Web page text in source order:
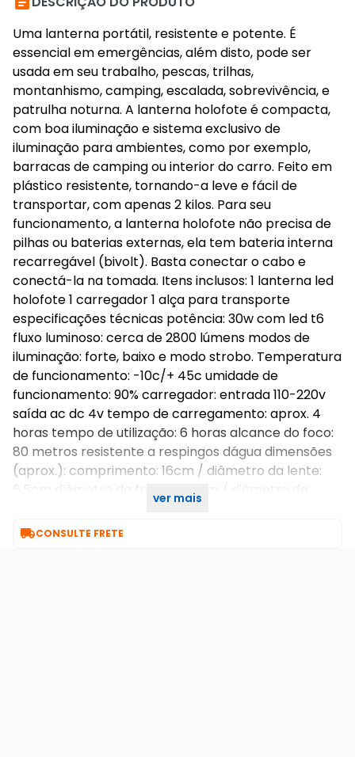
Uma lanterna portátil, resistente e potente. É
essencial em emergências, além disto, pode ser
usada em seu trabalho, pescas, trilhas,
montanhismo, camping, escalada, sobrevivência, e
patrulha noturna. A lanterna holofote é compacta,
com boa iluminação e sistema exclusivo de
iluminação para ambientes, como por exemplo,
barracas de camping ou interior do carro. Feito em
plástico resistente, tornando-a leve e fácil de
transportar, com apenas 2 kilos. Para seu
funcionamento, a lanterna holofote não precisa de
pilhas ou baterias externas, ela tem bateria interna
recarregável (bivolt). Basta conectar o cabo e
conectá-la na tomada. Itens inclusos: 1 lanterna led
holofote 1 carregador 1 alça para transporte
especificações técnicas potência: 30w com led t6
fluxo luminoso: cerca de 2800 lúmens modos de
iluminação: forte, baixo e modo strobo. Temperatura
de funcionamento: -10c/+ 45c umidade de
funcionamento: 90% carregador: entrada 110-220v
saída ac dc 4v tempo de carregamento: aprox. 4
horas tempo de utilização: 6 horas alcance do foco:
80 metros resistente a respingos dágua dimensões
(aprox.): comprimento: 16cm / diâmetro da lente:
6,5cm diâmetro da frente: 7,5cm / diâmetro da
ver mais
CONSULTE FRETE